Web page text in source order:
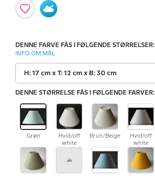
DENNE FARVE FÅS I FØLGENDE STØRRELSER:
INFO OM MÅL
H: 17 cm x T: 12 cm x B: 30 cm
DENNE STØRRELSE FÅS I FØLGENDE FARVER:
Grøn
Hvid/off
white
Brun/Beige
Hvid/off
white